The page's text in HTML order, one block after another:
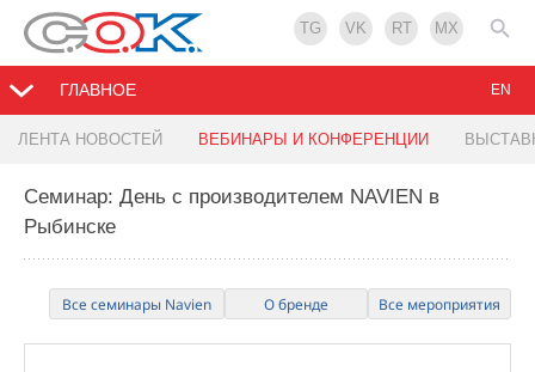
TG VK RT MX
ГЛАВНОЕ
ЛЕНТА НОВОСТЕЙ ВЕБИНАРЫ И КОНФЕРЕНЦИИ
EN
Семинар: День с производителем NAVIEN в
Рыбинске
Все семинары Navien О бренде Все мероприятия